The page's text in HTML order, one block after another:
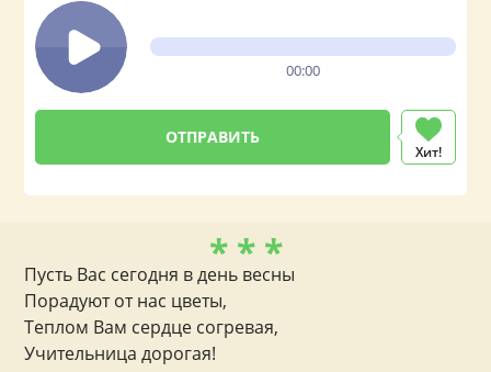
00:00
Хит!
* * *
Пусть Вас сегодня в день весны
Порадуют от нас цветы,
Теплом Вам сердце согревая,
Учительница дорогая!